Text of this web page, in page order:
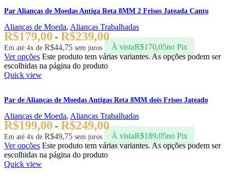
Par Alianças de Moedas Antiga Reta 8MM 2 Frisos Jateada Canto
Alianças de Moeda, Alianças Trabalhadas
R$179,00 - R$239,00
Em até 4x de R$44,75 sem juros À vistaR$170,05no Pix
Ver opções Este produto tem várias variantes. As opções podem ser
escolhidas na página do produto
Quick view
Par de Alianças de Moedas Antigas Reta 8MM dois Frisos Jateado
Alianças de Moeda, Alianças Trabalhadas
R$199,00 - R$249,00
Em até 4x de R$49,75 sem juros À vistaR$189,05no Pix
Ver opções Este produto tem várias variantes. As opções podem ser
escolhidas na página do produto
Quick view